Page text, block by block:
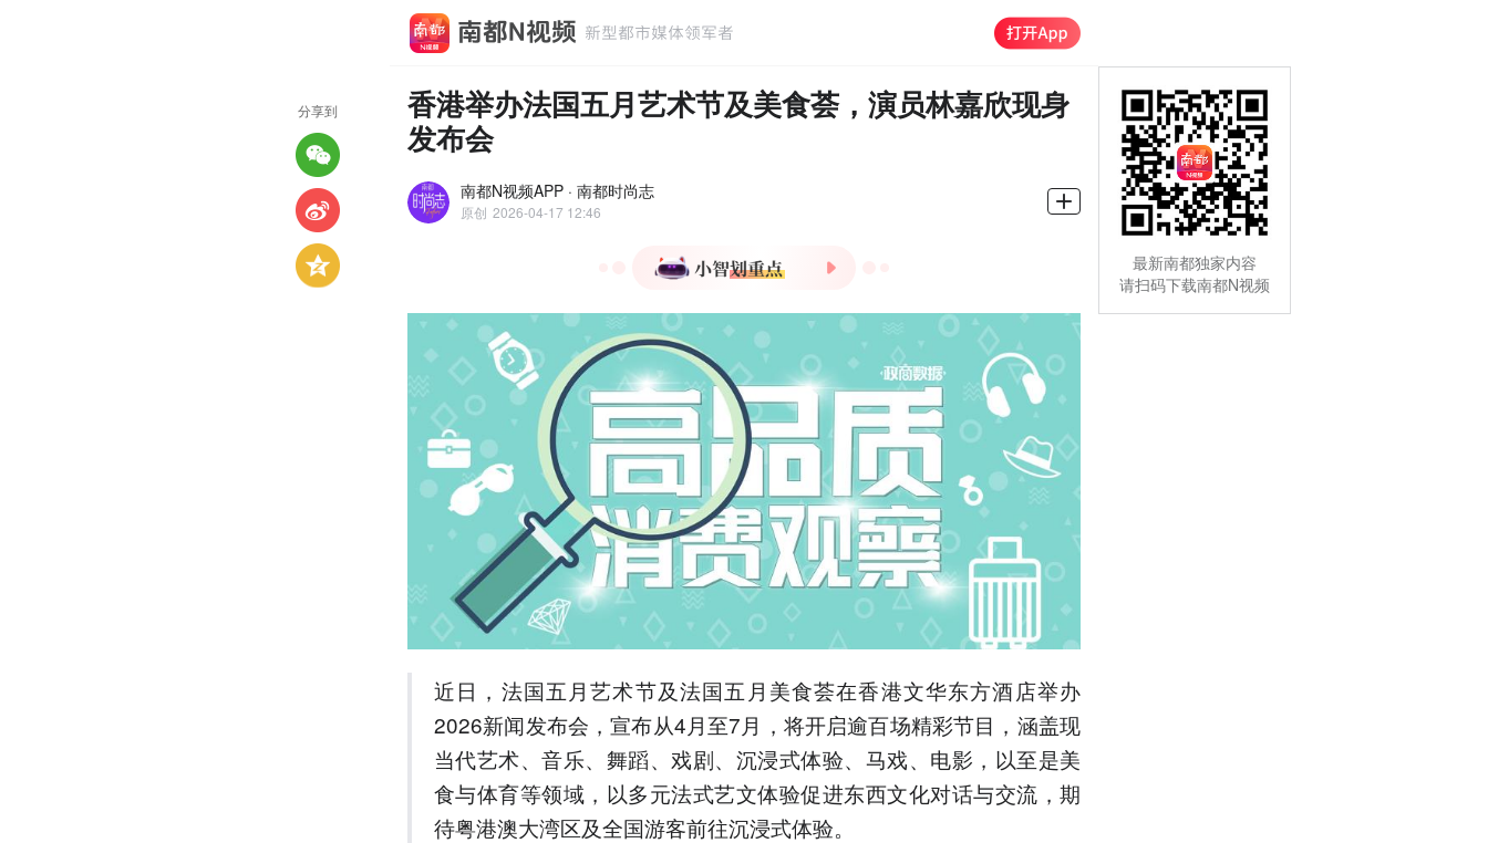
香港举办法国五月艺术节及美食荟，演员林嘉欣现身
发布会
南都N视频APP · 南都时尚志
原创 2026-04-17 12:46
1.法国五月艺术节及美食荟
2026年4月至7月在香港举
办，逾百场活动促进东西文
化交流。
2.活动创办30年累计吸引
2000万人次参与，香港赛马
会慈善信托基金连续15年支
持。
3.林嘉欣连续14年担任大
使，今年主题"文艺再兴"涵
盖数码艺术到传统表演多元
形式。
4.重点展览《邂逅蒙娜丽
莎》5月1日开幕，融合罗浮
宫数码技术展示文艺复兴珍
5.DJ Snake将于5月8日在中
环举办露天电音盛会，美食
卑斯风味。
以上内容由AI大模型生成，仅供
参考
近日，法国五月艺术节及法国五月美食荟在香港文华东方酒店举办
2026新闻发布会，宣布从4月至7月，将开启逾百场精彩节目，涵盖现
当代艺术、音乐、舞蹈、戏剧、沉浸式体验、马戏、电影，以至是美
食与体育等领域，以多元法式艺文体验促进东西文化对话与交流，期
待粤港澳大湾区及全国游客前往沉浸式体验。
分享到
最新南都独家内容
请扫码下载南都N视频